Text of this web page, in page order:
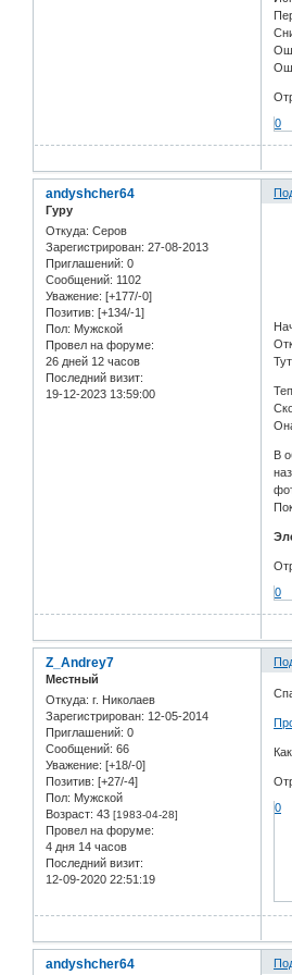
0
andyshcher64
Гуру
Откуда: Серов
Зарегистрирован: 27-08-2013
Приглашений: 0
Сообщений: 1102
Уважение: [+177/-0]
Позитив: [+134/-1]
Пол: Мужской
Провел на форуме:
26 дней 12 часов
Последний визит:
19-12-2023 13:59:00
В
0
Z_Andrey7
Местный
Откуда: г. Николаев
Зарегистрирован: 12-05-2014
Приглашений: 0
Сообщений: 66
Уважение: [+18/-0]
Позитив: [+27/-4]
Пол: Мужской
Возраст: 43 [1983-04-28]
Провел на форуме:
4 дня 14 часов
Последний визит:
12-09-2020 22:51:19
0
andyshcher64